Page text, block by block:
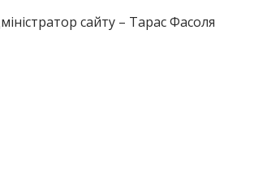
сайту – Тарас Фасоля